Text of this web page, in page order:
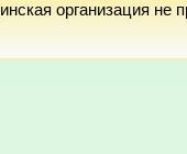
организация не